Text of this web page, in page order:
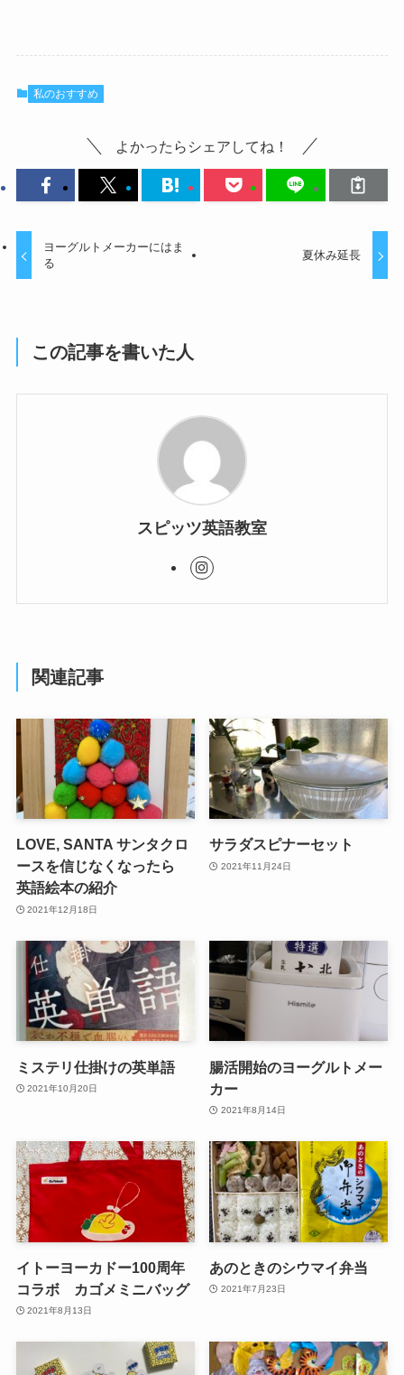
私のおすすめ
よかったらシェアしてね！
ヨーグルトメーカーにはま
る
夏休み延長
この記事を書いた人
スピッツ英語教室
関連記事
LOVE, SANTA サンタクロ
ースを信じなくなったら
英語絵本の紹介
2021年12月18日
サラダスピナーセット
2021年11月24日
ミステリ仕掛けの英単語
2021年10月20日
腸活開始のヨーグルトメー
カー
2021年8月14日
イトーヨーカドー100周年
コラボ カゴメミニバッグ
2021年8月13日
あのときのシウマイ弁当
2021年7月23日